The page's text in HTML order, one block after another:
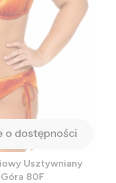
o dostępności
Usztywniany
80F